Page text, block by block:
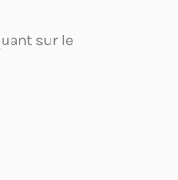
sur le